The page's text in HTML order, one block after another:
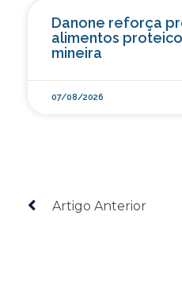
Danone reforça
alimentos
mineira
07/08/2026
Artigo Anterior